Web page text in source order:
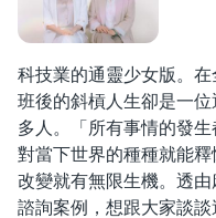
科技業的通靈少女版。
班後的斜槓人生卻是一
多人。「所有事情的發
對當下世界的種種就能
改變就有無限生機。透
諮詢案例，想跟大家談